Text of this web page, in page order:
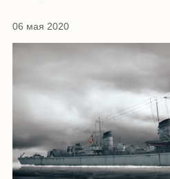
06 мая 2020